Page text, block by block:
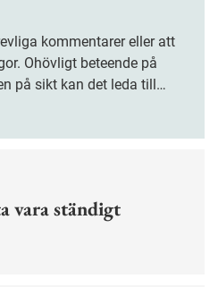
kommentarer eller att
Ohövligt beteende på
på sikt kan det leda till
vara ständigt